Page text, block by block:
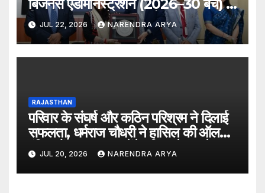
बिजनेस एडमिनिस्ट्रेशन (2026–30 बैच) के
लिए दीक्षारंभ समारोह का आयोजन किया
JUL 22, 2026 NARENDRA ARYA
RAJASTHAN
परिवार के संघर्ष और कठिन परिश्रम ने दिलाई
सफलता, धर्मराज चौधरी ने हासिल की ऑल
इंडिया रैंक 6400, बनेंगे परिवार के पहले
डॉक्टर
JUL 20, 2026 NARENDRA ARYA